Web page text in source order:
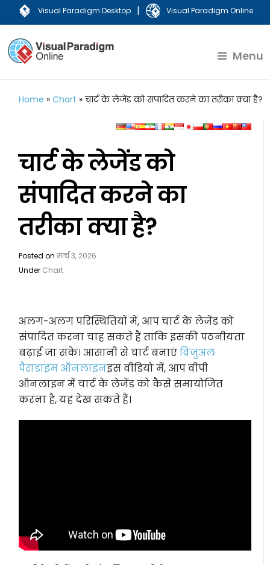
Visual Paradigm Desktop | Visual Paradigm Online
Menu
Home »Chart »चार्ट के लेजेंड को संपादित करने का तरीका क्या है?
चार्ट के लेजेंड को
संपादित करने का
तरीका क्या है?
Posted onमार्च 3, 2026
Under Chart
अलग-अलग परिस्थितियों में, आप चार्ट के लेजेंड को
संपादित करना चाह सकते हैं ताकि इसकी पठनीयता
बढ़ाई जा सके। आसानी से चार्ट बनाएंविजुअल
पैराडाइम ऑनलाइनइस वीडियो में, आप वीपी
ऑनलाइन में चार्ट के लेजेंड को कैसे समायोजित
करना है, यह देख सकते हैं।